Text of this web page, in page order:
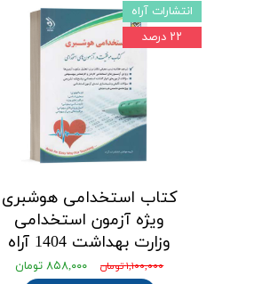
کتاب استخدامی هوشبری
ویژه آزمون استخدامی
وزارت بهداشت 1404 آراه
۱,۱۰۰,۰۰۰ تومان ۸۵۸,۰۰۰ تومان
انتشارات آراه
۲۲ درصد